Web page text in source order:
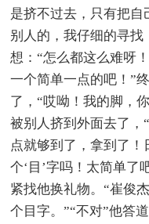
是挤不过去，只有把
别人的，我仔细的寻
想：“怎么都这么难呀
一个简单一点的吧！”
了，“哎呦！我的脚，
被别人挤到外面去了，
点就够到了，拿到了！
个‘目’字吗！太简单了
紧找他换礼物。“崔俊
个目字。”“不对”他答